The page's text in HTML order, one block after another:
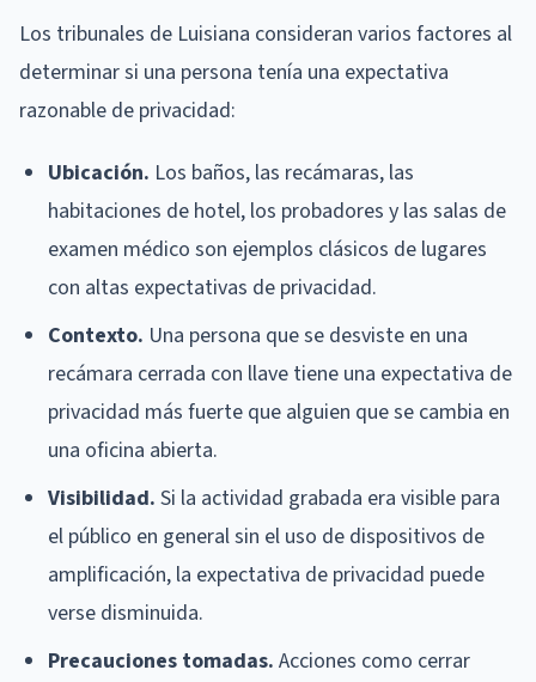
Los tribunales de Luisiana consideran varios factores al
determinar si una persona tenía una expectativa
razonable de privacidad:
Ubicación. Los baños, las recámaras, las
habitaciones de hotel, los probadores y las salas de
examen médico son ejemplos clásicos de lugares
con altas expectativas de privacidad.
Contexto. Una persona que se desviste en una
recámara cerrada con llave tiene una expectativa de
privacidad más fuerte que alguien que se cambia en
una oficina abierta.
Visibilidad. Si la actividad grabada era visible para
el público en general sin el uso de dispositivos de
amplificación, la expectativa de privacidad puede
verse disminuida.
Precauciones tomadas. Acciones como cerrar